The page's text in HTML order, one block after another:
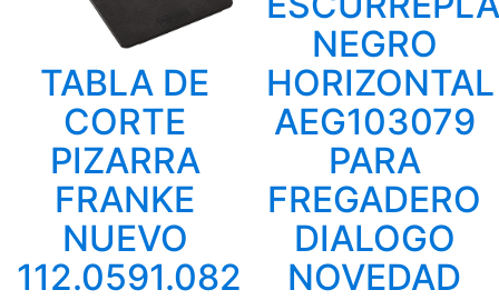
TABLA DE
CORTE
PIZARRA
FRANKE
NUEVO
112.0591.082
NEGRO
HORIZONTAL
AEG103079
PARA
FREGADERO
DIALOGO
NOVEDAD